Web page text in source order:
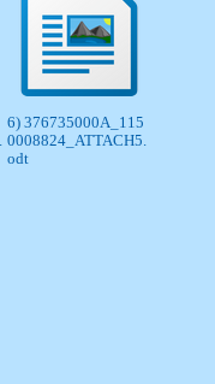
6) 376735000A_115
0008824_ATTACH5.
odt